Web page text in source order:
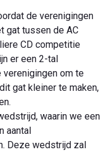
de verenigingen
gat tussen de AC
CD competitie
er een 2-tal
om te
gat kleiner te maken,
waarin we een
aantal
Deze wedstrijd zal